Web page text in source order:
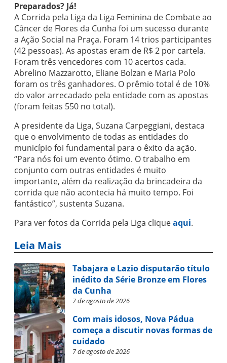
Preparados? Já!
A Corrida pela Liga da Liga Feminina de Combate ao
Câncer de Flores da Cunha foi um sucesso durante
a Ação Social na Praça. Foram 14 trios participantes
(42 pessoas). As apostas eram de R$ 2 por cartela.
Foram três vencedores com 10 acertos cada.
Abrelino Mazzarotto, Eliane Bolzan e Maria Polo
foram os três ganhadores. O prêmio total é de 10%
do valor arrecadado pela entidade com as apostas
(foram feitas 550 no total).
A presidente da Liga, Suzana Carpeggiani, destaca
que o envolvimento de todas as entidades do
município foi fundamental para o êxito da ação.
“Para nós foi um evento ótimo. O trabalho em
conjunto com outras entidades é muito
importante, além da realização da brincadeira da
corrida que não acontecia há muito tempo. Foi
fantástico”, sustenta Suzana.
Para ver fotos da Corrida pela Liga cliqueaqui.
Leia Mais
Tabajara e Lazio disputarão título
inédito da Série Bronze em Flores
da Cunha
7 de agosto de 2026
Com mais idosos, Nova Pádua
começa a discutir novas formas de
cuidado
7 de agosto de 2026